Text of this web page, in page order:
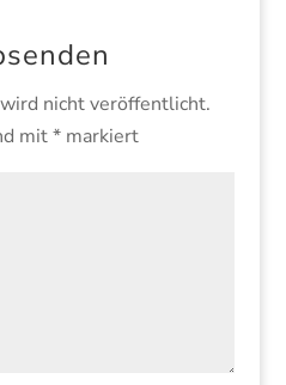
nicht veröffentlicht.
mit*markiert